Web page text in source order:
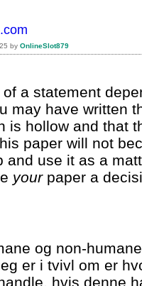
by OnlineSlot879
a statement
may have written
is hollow and that
paper will not
and use it as a
your paper a
og non-
er i tvivl om er
hvis denne